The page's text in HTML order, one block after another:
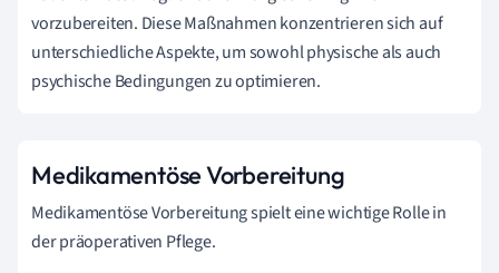
vorzubereiten. Diese Maßnahmen konzentrieren sich auf
unterschiedliche Aspekte, um sowohl physische als auch
psychische Bedingungen zu optimieren.
Medikamentöse Vorbereitung
Medikamentöse Vorbereitung spielt eine wichtige Rolle in
der präoperativen Pflege.